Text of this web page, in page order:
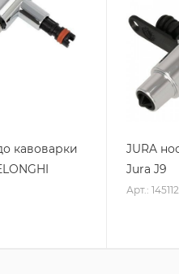
кавоварки
JURA
Jura J9
Арт.: